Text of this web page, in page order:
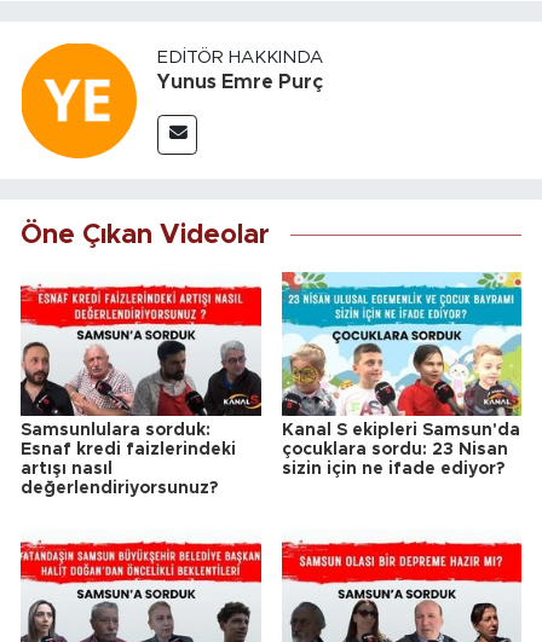
EDITÖR HAKKINDA
Yunus Emre Purç
Öne Çıkan Videolar
Samsunlulara sorduk:
Esnaf kredi faizlerindeki
artışı nasıl
değerlendiriyorsunuz?
Kanal S ekipleri Samsun'da
çocuklara sordu: 23 Nisan
sizin için ne ifade ediyor?